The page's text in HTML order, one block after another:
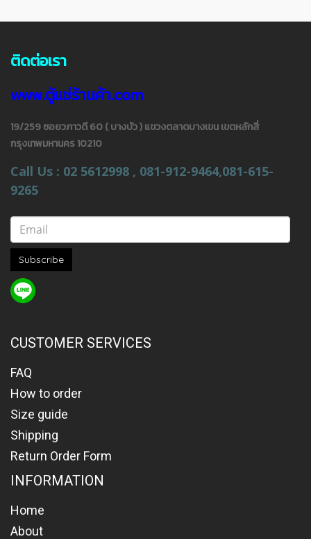
ติดต่อเรา
www.ตู้แช่ร้านค้า.com
19/259 ซอยวภาวดี 60 ( บางบัว ) แขวงตลาดบางเขน เขตหลักสี่
กรุงเทพมหานคร 10210
Call Us : 02 5612998 , 081-912-9464,081-615-
9265
Subscribe
CUSTOMER SERVICES
FAQ
How to order
Size guide
Shipping
Return Order Form
INFORMATION
Home
About